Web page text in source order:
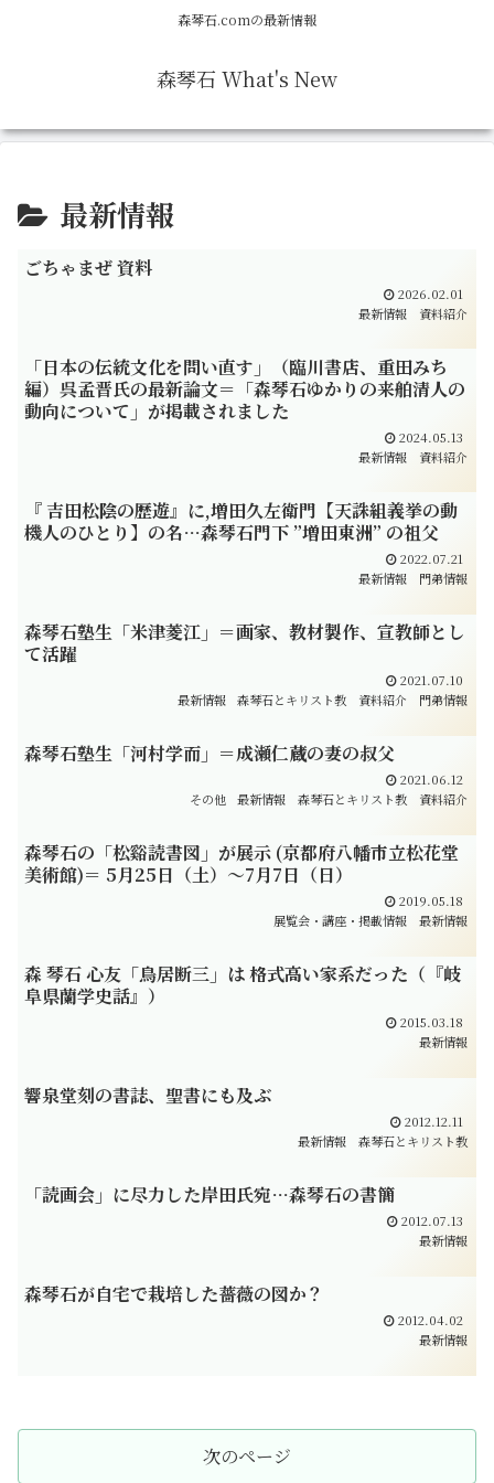
森琴石.comの最新情報
森琴石 What's New
最新情報
ごちゃまぜ 資料
2026.02.01
最新情報
資料紹介
「日本の伝統文化を問い直す」（臨川書店、重田みち
編）呉孟晋氏の最新論文＝「森琴石ゆかりの来舶清人の
動向について」が掲載されました
2024.05.13
最新情報
資料紹介
『 吉田松陰の歴遊』に,増田久左衛門【天誅組義挙の動
機人のひとり】の名…森琴石門下 ”増田東洲” の祖父
2022.07.21
最新情報
門弟情報
森琴石塾生「米津菱江」＝画家、教材製作、宣教師とし
て活躍
2021.07.10
最新情報
森琴石とキリスト教 資料紹介 門弟情報
森琴石塾生「河村学而」＝成瀬仁蔵の妻の叔父
2021.06.12
その他
最新情報 森琴石とキリスト教 資料紹介
森琴石の「松谿読書図」が展示 (京都府八幡市立松花堂
美術館)＝ 5月25日（土）～7月7日（日）
2019.05.18
展覧会・講座・掲載情報
最新情報
森 琴石 心友「鳥居断三」は 格式高い家系だった（『岐
阜県蘭学史話』）
2015.03.18
最新情報
響泉堂刻の書誌、聖書にも及ぶ
2012.12.11
最新情報
森琴石とキリスト教
「読画会」に尽力した岸田氏宛…森琴石の書簡
2012.07.13
最新情報
森琴石が自宅で栽培した薔薇の図か？
2012.04.02
最新情報
次のページ